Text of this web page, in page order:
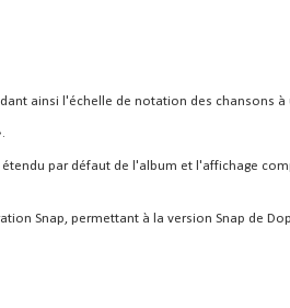
ainsi l'échelle de notation des chansons à
par défaut de l'album et l'affichage
Snap, permettant à la version Snap de